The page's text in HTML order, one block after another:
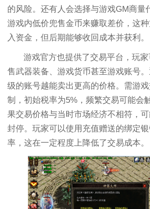
的风险。还有人会选择与游戏GM商量
游戏内低价兜售金币来赚取差价，这
入资金，但后期能够收回成本并获利。
游戏官方也提供了交易平台，玩
售武器装备、游戏货币甚至游戏账号
级的账号越能卖出更高的价格。需游
制，初始税率为5%，频繁交易可能会
果交易价格与当时市场经济不相符，
封停。玩家可以使用充值赠送的绑定
率，这在一定程度上降低了交易成本。